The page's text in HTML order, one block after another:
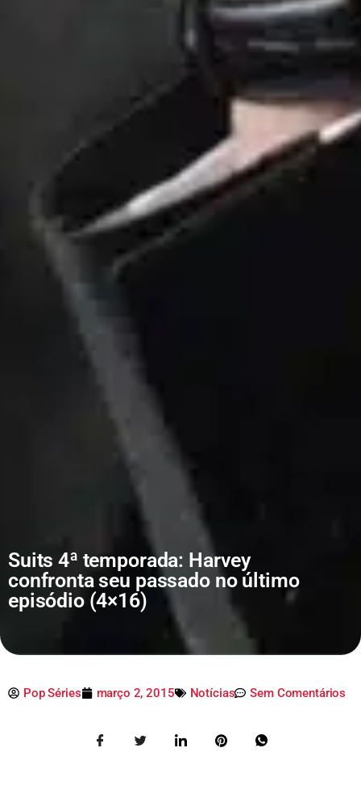
Suits 4ª temporada: Harvey
confronta seu passado no último
episódio (4×16)
Pop Séries março 2, 2015 Notícias Sem Comentários